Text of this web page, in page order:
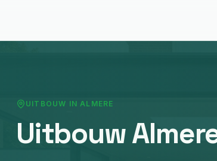
UITBOUW INALMERE
Uitbouw